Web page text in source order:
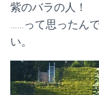
紫のバラの人！
……って思ったん
い。